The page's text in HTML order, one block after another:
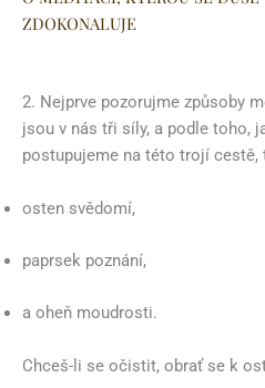
ZDOKONALUJE
2. Nejprve pozorujme způsoby
jsou v nás tři síly, a podle toho,
postupujeme na této trojí cestě,
osten svědomí,
paprsek poznání,
a oheň moudrosti.
Chceš-li se očistit, obrať se k